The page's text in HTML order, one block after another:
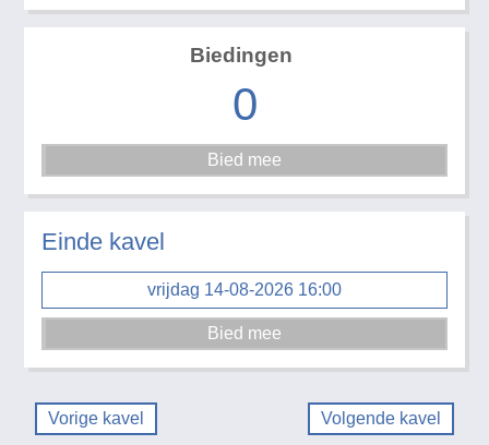
Biedingen
0
Einde kavel
vrijdag 14-08-2026 16:00
Vorige kavel Volgende kavel